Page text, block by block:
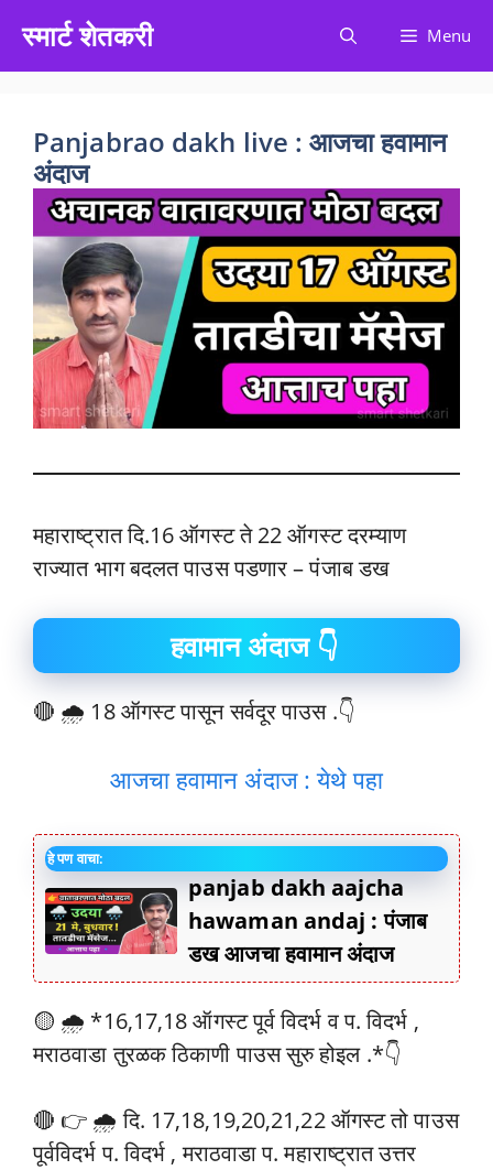
content
स्मार्ट शेतकरी Menu
Panjabrao dakh live : आजचा हवामान
अंदाज
महाराष्ट्रात दि.16 ऑगस्ट ते 22 ऑगस्ट दरम्याण
राज्यात भाग बदलत पाउस पडणार – पंजाब डख
हवामान अंदाज 👇
🔴 🌧️ 18 ऑगस्ट पासून सर्वदूर पाउस .👇
आजचा हवामान अंदाज : येथे पहा
हे पण वाचा:
panjab dakh aajcha
hawaman andaj : पंजाब
डख आजचा हवामान अंदाज
🟡 🌧️ *16,17,18 ऑगस्ट पूर्व विदर्भ व प. विदर्भ ,
मराठवाडा तुरळक ठिकाणी पाउस सुरु होइल .*👇
🔴 👉 🌧️ दि. 17,18,19,20,21,22 ऑगस्ट तो पाउस
पूर्वविदर्भ प. विदर्भ , मराठवाडा प. महाराष्ट्रात उत्तर